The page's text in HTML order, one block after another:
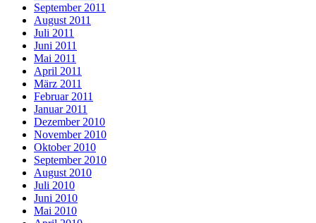
September 2011
August 2011
Juli 2011
Juni 2011
Mai 2011
April 2011
März 2011
Februar 2011
Januar 2011
Dezember 2010
November 2010
Oktober 2010
September 2010
August 2010
Juli 2010
Juni 2010
Mai 2010